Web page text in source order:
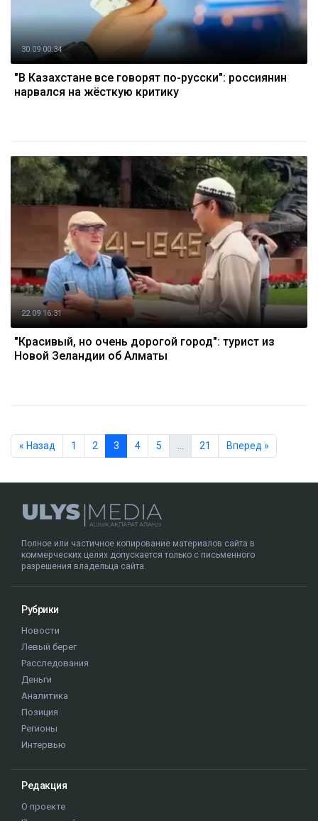
30.09 00:34
"В Казахстане все говорят по-русски": россиянин
нарвался на жёсткую критику
22.09 16:31
"Красивый, но очень дорогой город": турист из
Новой Зеландии об Алматы
« Назад 1 2 3 4 5 … 21 Вперед »
Полное или частичное копирование материалов сайта в
коммерческих целях допускается только с письменного
разрешения владельца сайта.
Рубрики
Новости
Левый берег
Расследования
Деньги
Аналитика
Позиция
Регионы
Интервью
Редакция
О проекте